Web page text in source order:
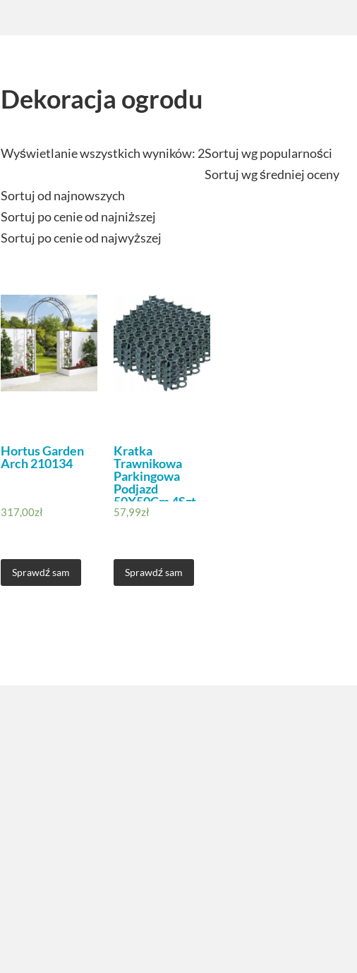
Dekoracja ogrodu
Wyświetlanie wszystkich wyników: 2Sortuj wg popularności
Sortuj wg średniej oceny
Sortuj od najnowszych
Sortuj po cenie od najniższej
Sortuj po cenie od najwyższej
Hortus Garden
Arch 210134
317,00zł
Sprawdź sam
Kratka
Trawnikowa
Parkingowa
Podjazd
50X50Cm 4Szt.
57,99zł
Sprawdź sam